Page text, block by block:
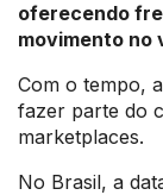
oferecendo
movimento no
Com o tempo,
fazer parte do
marketplaces.
No Brasil, a